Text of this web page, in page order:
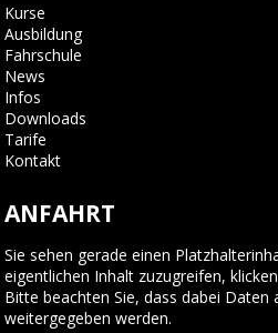
Kurse
Ausbildung
Fahrschule
News
Infos
Downloads
Tarife
Kontakt
ANFAHRT
Sie sehen gerade einen
eigentlichen Inhalt zuzugreifen,
Bitte beachten Sie, dass dabei Daten
weitergegeben werden.